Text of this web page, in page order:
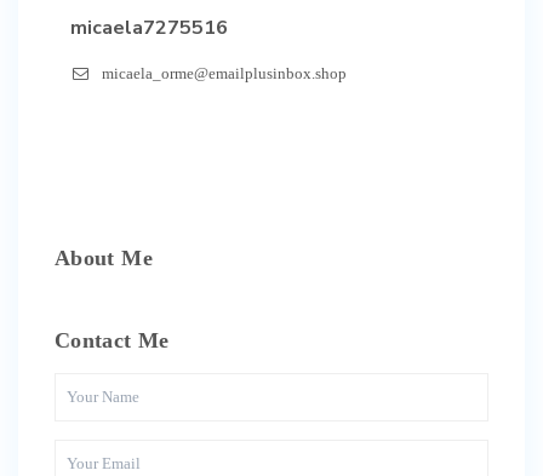
micaela7275516
micaela_orme@emailplusinbox.shop
About Me
Contact Me